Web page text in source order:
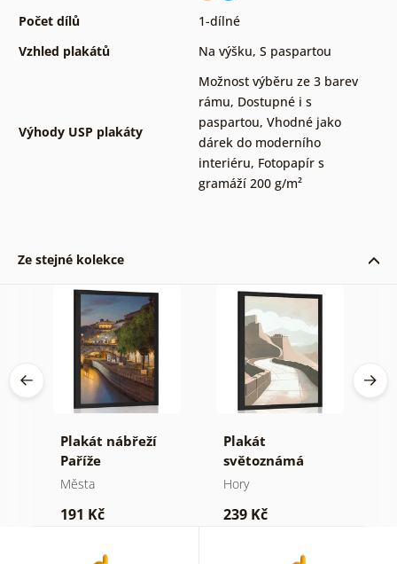
Počet dílů
1-dílné
Vzhled plakátů
Na výšku, S paspartou
Výhody USP plakáty
Možnost výběru ze 3 barev
rámu, Dostupné i s
paspartou, Vhodné jako
dárek do moderního
interiéru, Fotopapír s
gramáží 200 g/m²
Ze stejné kolekce
Plakát nábřeží
Paříže
Města
191 Kč
Plakát
světoznámá
Čínská zeď
Hory
239 Kč